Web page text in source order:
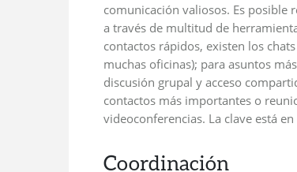
comunicación valiosos. Es posible
a través de multitud de
contactos rápidos, existen los
muchas oficinas); para asuntos
discusión grupal y acceso
contactos más importantes o
videoconferencias. La clave está
Coordinación